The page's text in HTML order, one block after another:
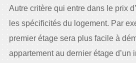
Autre critère qui entre dans le prix
les spécificités du logement. Par
premier étage sera plus facile à
appartement au dernier étage d’un